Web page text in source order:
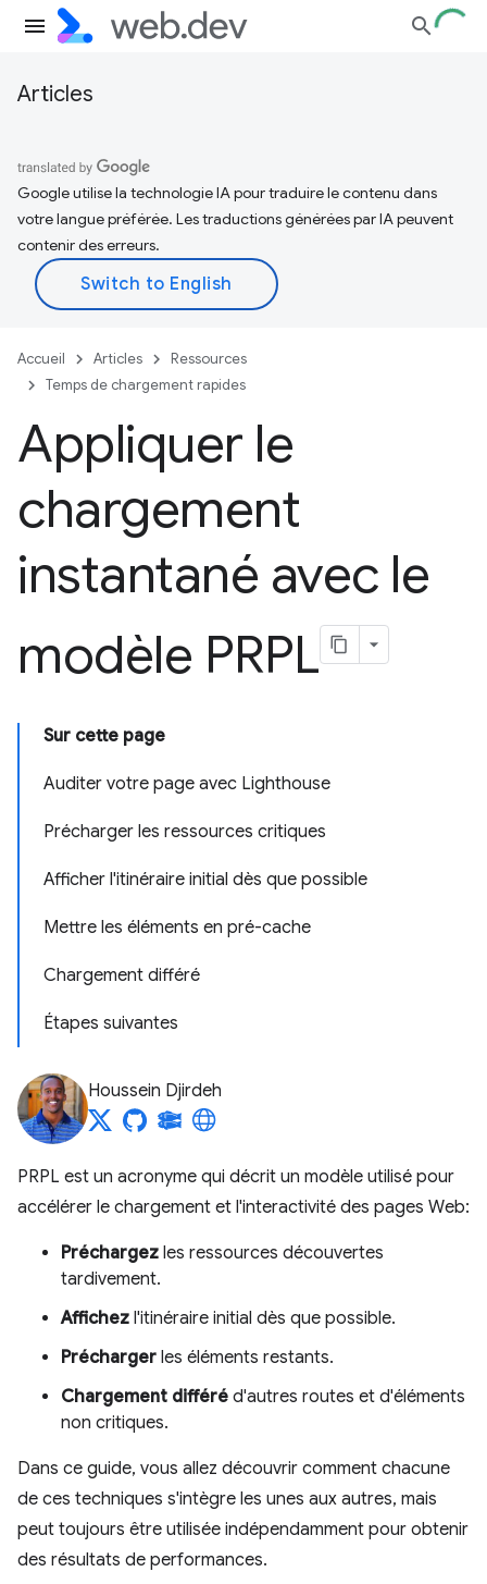
Articles
Google utilise la technologie IA pour traduire le contenu dans
votre langue préférée. Les traductions générées par IA peuvent
contenir des erreurs.
Accueil Articles
Ressources
Temps de chargement rapides
Appliquer le
chargement
instantané avec le
modèle PRPL
Sur cette page
Auditer votre page avec Lighthouse
Précharger les ressources critiques
Afficher l'itinéraire initial dès que possible
Mettre les éléments en pré-cache
Chargement différé
Étapes suivantes
Houssein Djirdeh
PRPL est un acronyme qui décrit un modèle utilisé pour
accélérer le chargement et l'interactivité des pages Web:
Préchargez les ressources découvertes
tardivement.
Affichez l'itinéraire initial dès que possible.
Précharger les éléments restants.
Chargement différé d'autres routes et d'éléments
non critiques.
Dans ce guide, vous allez découvrir comment chacune
de ces techniques s'intègre les unes aux autres, mais
peut toujours être utilisée indépendamment pour obtenir
des résultats de performances.